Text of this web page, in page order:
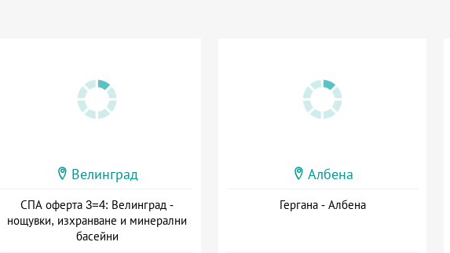
Велинград
СПА оферта 3=4: Велинград -
нощувки, изхранване и минерални
басейни
Албена
Гергана - Албена